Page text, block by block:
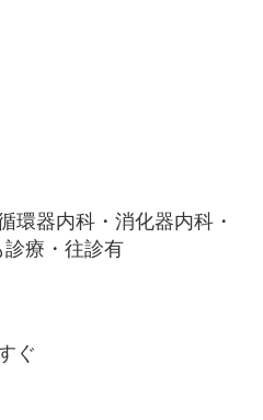
環器内科・消化器内科・
療・往診有
ぐ